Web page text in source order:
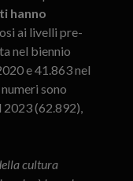
hanno
ai livelli pre-
nel biennio
e 41.863 nel
sono
2023 (62.892),
cultura